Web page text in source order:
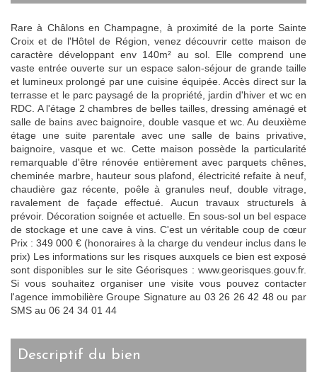
Rare à Châlons en Champagne, à proximité de la porte Sainte
Croix et de l'Hôtel de Région, venez découvrir cette maison de
caractère développant env 140m² au sol. Elle comprend une
vaste entrée ouverte sur un espace salon-séjour de grande taille
et lumineux prolongé par une cuisine équipée. Accès direct sur la
terrasse et le parc paysagé de la propriété, jardin d'hiver et wc en
RDC. A l'étage 2 chambres de belles tailles, dressing aménagé et
salle de bains avec baignoire, double vasque et wc. Au deuxième
étage une suite parentale avec une salle de bains privative,
baignoire, vasque et wc. Cette maison possède la particularité
remarquable d'être rénovée entièrement avec parquets chênes,
cheminée marbre, hauteur sous plafond, électricité refaite à neuf,
chaudière gaz récente, poêle à granules neuf, double vitrage,
ravalement de façade effectué. Aucun travaux structurels à
prévoir. Décoration soignée et actuelle. En sous-sol un bel espace
de stockage et une cave à vins. C'est un véritable coup de cœur
Prix : 349 000 € (honoraires à la charge du vendeur inclus dans le
prix) Les informations sur les risques auxquels ce bien est exposé
sont disponibles sur le site Géorisques : www.georisques.gouv.fr.
Si vous souhaitez organiser une visite vous pouvez contacter
l'agence immobilière Groupe Signature au 03 26 26 42 48 ou par
SMS au 06 24 34 01 44
descriptif du bien